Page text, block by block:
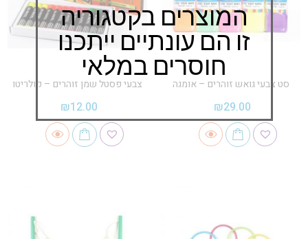
סט צבעי גואש זוהרים – אומגה
₪29.00
צבעי פסטל שמן זוהרים – קולריטו
₪12.00
המוצרים בקטגוריה
זו הם עונתיים ייתכנו
חוסרים במלאי